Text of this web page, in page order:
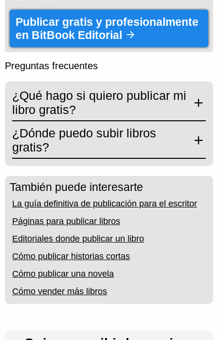
Publicar gratis y profesionalmente
en BitBook Editorial
Preguntas frecuentes
¿Qué hago si quiero publicar mi
libro gratis?
¿Dónde puedo subir libros
gratis?
También puede interesarte
La guía definitiva de publicación para el escritor
Páginas para publicar libros
Editoriales donde publicar un libro
Cómo publicar historias cortas
Cómo publicar una novela
Cómo vender más libros